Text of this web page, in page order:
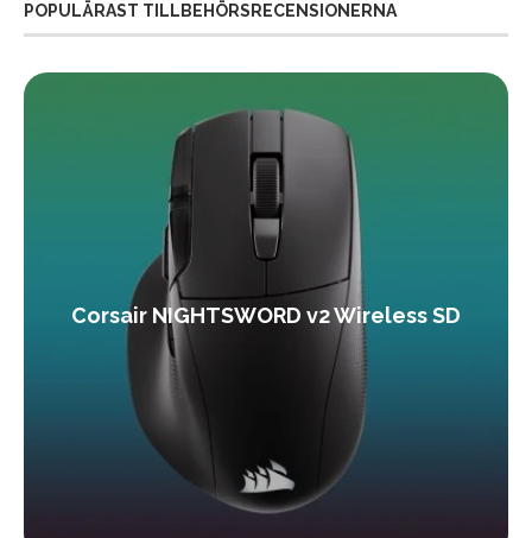
POPULÄRAST TILLBEHÖRSRECENSIONERNA
Corsair NIGHTSWORD v2 Wireless SD